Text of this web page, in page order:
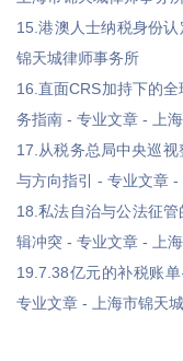
15.港澳人士纳税身份
锦天城律师事务所
16.直面CRS加持下的
务指南 - 专业文章 - 上
17.从税务总局中央巡
与方向指引 - 专业文章
18.私法自治与公法征
辑冲突 - 专业文章 - 上
19.7.38亿元的补税账
专业文章 - 上海市锦天